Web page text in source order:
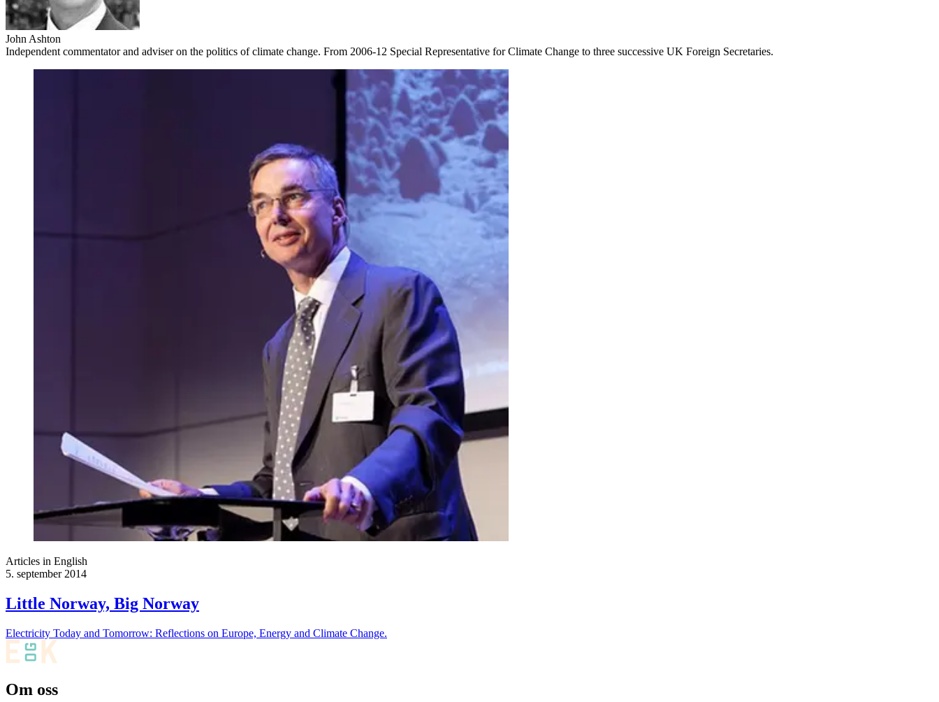
John Ashton
Independent commentator and adviser on the politics of climate change. From 2006-12 Special Representative for Climate Change to three successive UK Foreign Secretaries.
Articles in English
5. september 2014
Little Norway, Big Norway
Electricity Today and Tomorrow: Reflections on Europe, Energy and Climate Change.
Om oss